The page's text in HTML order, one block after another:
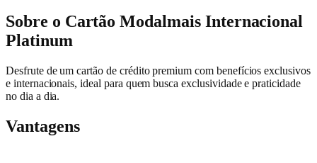
Sobre o Cartão Modalmais Internacional
Platinum
Desfrute de um cartão de crédito premium com benefícios exclusivos
e internacionais, ideal para quem busca exclusividade e praticidade
no dia a dia.
Vantagens